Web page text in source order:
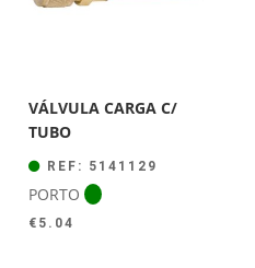
VÁLVULA CARGA C/
TUBO
REF: 5141129
PORTO
€ 5.04